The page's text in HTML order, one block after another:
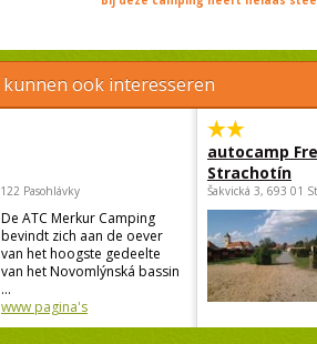
kunnen ook interesseren
Pasohlávky
De ATC Merkur Camping
bevindt zich aan de oever
van het hoogste gedeelte
van het Novomlýnská bassin
...
www pagina's
autocamp
Strachotín
Šakvická 3, 693 01